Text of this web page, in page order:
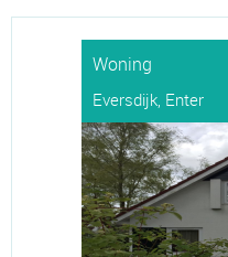
Woning
Eversdijk, Enter